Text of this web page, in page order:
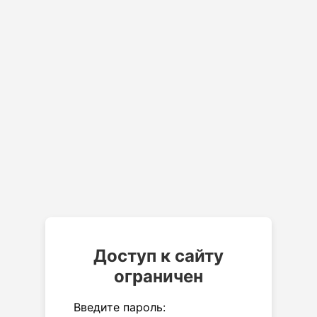
Доступ к сайту
ограничен
Введите пароль: